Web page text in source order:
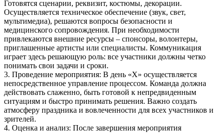
Готовятся сценарии, реквизит, костюмы, декорации.
Осуществляется техническое обеспечение (звук, свет,
мультимедиа), решаются вопросы безопасности и
медицинского сопровождения. При необходимости
привлекаются внешние ресурсы – спонсоры, волонтеры,
приглашенные артисты или специалисты. Коммуникация
играет здесь решающую роль: все участники должны четко
понимать свои задачи и сроки.
3. Проведение мероприятия: В день «Х» осуществляется
непосредственное управление процессом. Команда должна
действовать слаженно, быть готовой к непредвиденным
ситуациям и быстро принимать решения. Важно создать
атмосферу праздника и вовлеченности для всех участников и
зрителей.
4. Оценка и анализ: После завершения мероприятия